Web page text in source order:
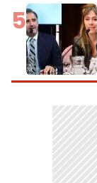
5